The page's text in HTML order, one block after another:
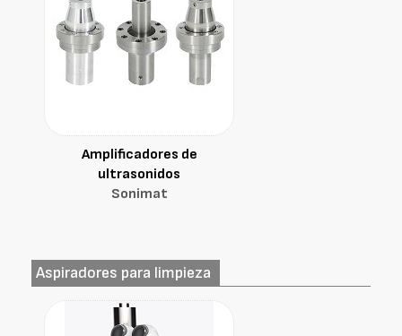
Amplificadores de
ultrasonidos
Sonimat
Aspiradores para limpieza